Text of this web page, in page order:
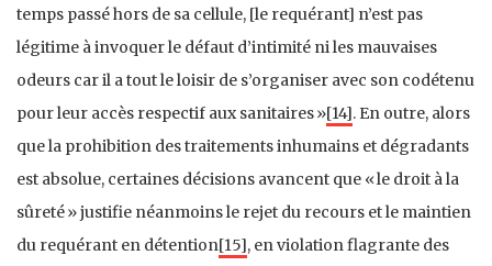
temps passé hors de sa cellule, [le requérant] n’est pas
légitime à invoquer le défaut d’intimité ni les mauvaises
odeurs car il a tout le loisir de s’organiser avec son codétenu
pour leur accès respectif aux sanitaires »[14]. En outre, alors
que la prohibition des traitements inhumains et dégradants
est absolue, certaines décisions avancent que « le droit à la
sûreté » justifie néanmoins le rejet du recours et le maintien
du requérant en détention[15], en violation flagrante des